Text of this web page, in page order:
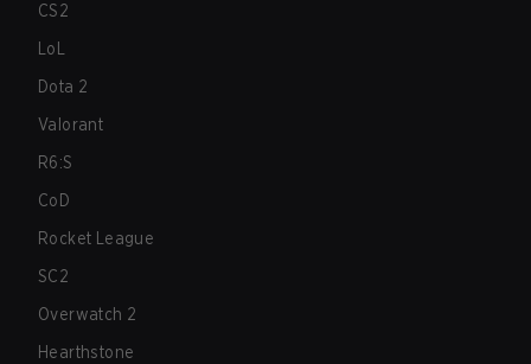
CS2
LoL
Dota 2
Valorant
R6:S
CoD
Rocket League
SC2
Overwatch 2
Hearthstone